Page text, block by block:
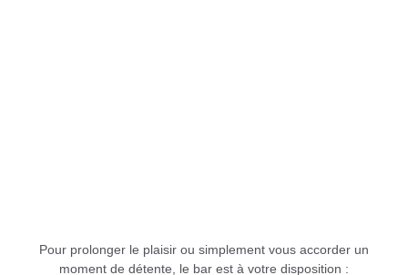
Pour prolonger le plaisir ou simplement vous accorder un
moment de détente, le bar est à votre disposition :